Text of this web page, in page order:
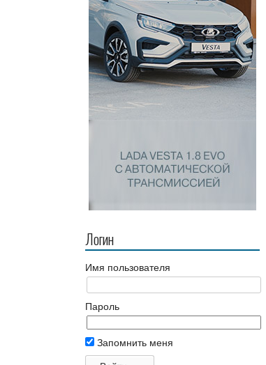
Логин
Имя пользователя
Пароль
Запомнить меня